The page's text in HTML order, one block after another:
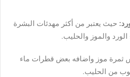
حيث يعتبر من أكثر مهدئات البشرة
والموز والحليب.
ثمرة موز واضافه بعض قطرات ماء
من الحليب.